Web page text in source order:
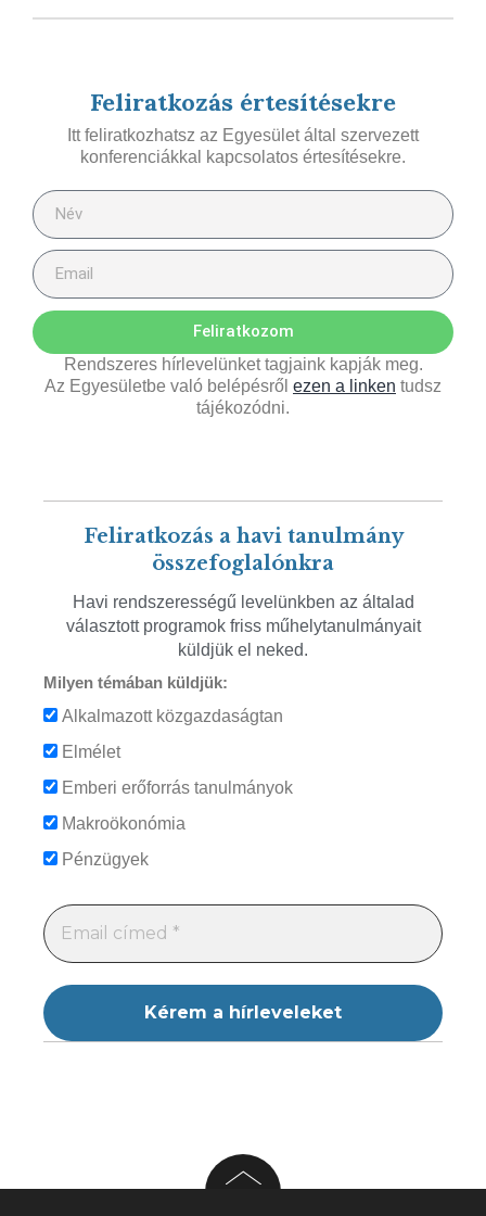
Feliratkozás értesítésekre
Itt feliratkozhatsz az Egyesület által szervezett
konferenciákkal kapcsolatos értesítésekre.
Feliratkozom
Rendszeres hírlevelünket tagjaink kapják meg.
Az Egyesületbe való belépésről ezen a linken tudsz
tájékozódni.
Feliratkozás a havi tanulmány
összefoglalónkra
Havi rendszerességű levelünkben az általad
választott programok friss műhelytanulmányait
küldjük el neked.
Milyen témában küldjük:
Alkalmazott közgazdaságtan
Elmélet
Emberi erőforrás tanulmányok
Makroökonómia
Pénzügyek